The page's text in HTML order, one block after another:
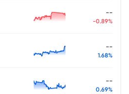
--
-0.89%
--
1.68%
--
0.69%